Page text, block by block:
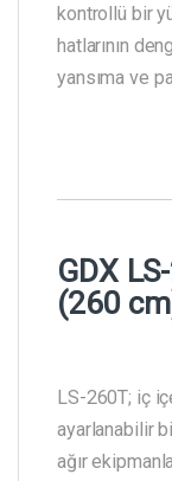
kontrollü bir
hatlarının
yansıma ve
GDX
(260
LS-260T; iç
ayarlanabilir
ağır